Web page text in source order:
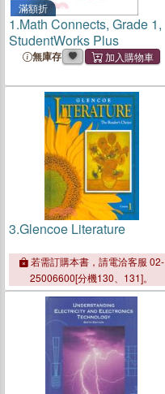
滿額折
1.Math Connects, Grade 1,
StudentWorks Plus
無庫存
3.Glencoe Literature
若需訂購本書，請電洽客服 02-
25006600[分機130、131]。